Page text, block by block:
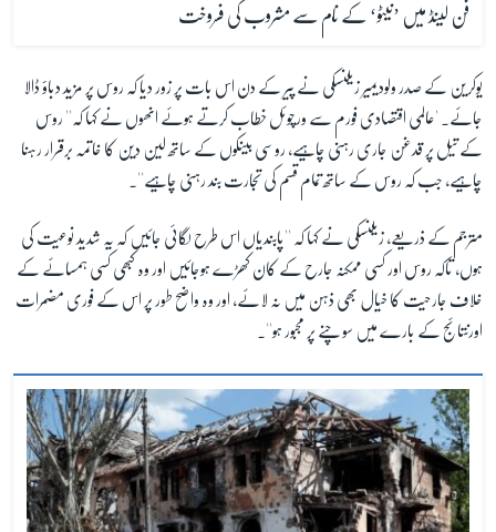
فن لینڈ میں ’نیٹو‘ کے نام سے مشروب کی فروخت
یوکرین کے صدر ولودیمیر زیلنسکی نے پیر کے دن اس بات پر زور دیا کہ روس پر مزید دباؤ ڈالا
جائے۔ 'عالمی اقتصادی فورم سے ورچوئل خطاب کرتے ہوئے انھوں نے کہا کہ'' روس
کے تیل پر قدغن جاری رہنی چاہیے، روسی بینکوں کے ساتھ لین دین کا خاتمہ برقرار رہنا
چاہیے، جب کہ روس کے ساتھ تمام قسم کی تجارت بند رہنی چاہیے''۔
مترجم کے ذریعے، زیلنسکی نے کہا کہ ''پابندیاں اس طرح لگائی جائیں کہ یہ شدید نوعیت کی
ہوں، تاکہ روس اور کسی ممکنہ جارح کے کان کھڑے ہوجائیں اور وہ کبھی کسی ہمسائے کے
خلاف جارحیت کا خیال بھی ذہن میں نہ لائے، اور وہ واضح طور پر اس کے فوری مضمرات
اورنتائج کے بارے میں سوچنے پر مجبور ہو''۔